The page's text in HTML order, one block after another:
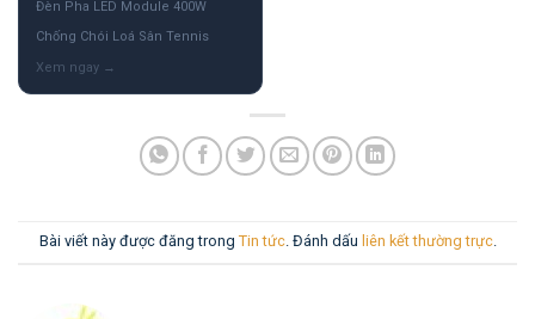
Đèn Pha LED Module 400W
Chống Chói Loá Sân Tennis
Bài viết này được đăng trong Tin tức. Đánh dấu liên kết thường trực.